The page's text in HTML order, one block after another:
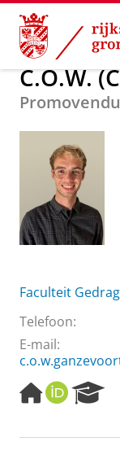
Skip
Content
Skip
Navigation
Over ons
C.O.W.
Faculteit
Telefoon:
E-mail:
H
o
e
O
R
I
e